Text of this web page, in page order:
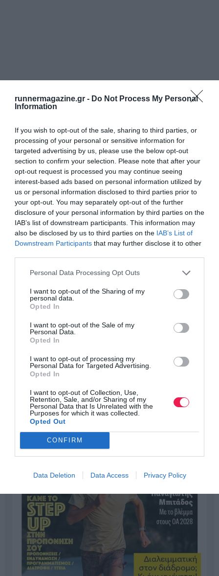
runnermagazine.gr - Do Not Process My Personal
Information
If you wish to opt-out of the sale, sharing to third parties, or
processing of your personal or sensitive information for
targeted advertising by us, please use the below opt-out
section to confirm your selection. Please note that after your
opt-out request is processed you may continue seeing
interest-based ads based on personal information utilized by
us or personal information disclosed to third parties prior to
your opt-out. You may separately opt-out of the further
disclosure of your personal information by third parties on the
IAB’s list of downstream participants. This information may
also be disclosed by us to third parties on the IAB’s List of
Downstream Participants that may further disclose it to other
Personal Data Processing Opt Outs
I want to opt-out of the Sharing of my
personal data.
Opted In
I want to opt-out of the Sale of my
Personal Data.
Opted In
I want to opt-out of processing my
Personal Data for Targeted Advertising.
Opted In
I want to opt-out of Collection, Use,
Retention, Sale, and/or Sharing of my
Personal Data that Is Unrelated with the
Purposes for which it was collected.
Opted Out
CONFIRM
Data Deletion Data Access Privacy Policy